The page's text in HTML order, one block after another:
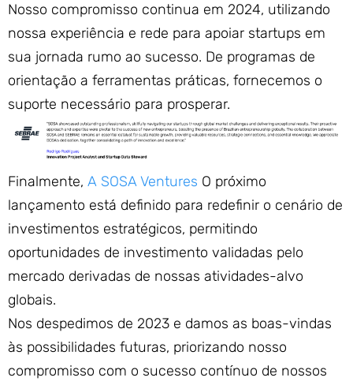
Nosso compromisso continua em 2024, utilizando
nossa experiência e rede para apoiar startups em
sua jornada rumo ao sucesso. De programas de
orientação a ferramentas práticas, fornecemos o
suporte necessário para prosperar.
Finalmente, A SOSA Ventures O próximo
lançamento está definido para redefinir o cenário de
investimentos estratégicos, permitindo
oportunidades de investimento validadas pelo
mercado derivadas de nossas atividades-alvo
globais.
Nos despedimos de 2023 e damos as boas-vindas
às possibilidades futuras, priorizando nosso
compromisso com o sucesso contínuo de nossos